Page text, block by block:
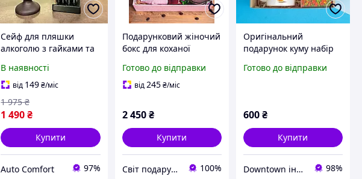
Сейф для пляшки
алкоголю з гайками та
чоловікові, куму,
другові, клітка для
алкоголю
В наявності
від 149₴/міс
1 490₴
1 975 ₴
Купити
Auto Comfort 97%
Подарунковий жіночий
бокс для коханої
новий рік на день
святого валентина,
Готово до відправки
від245 ₴/міс
2 450 ₴
Купити
Світ подарунків 100%
Оригінальний
подарунок куму набір
молочний, чашка,
Готово до відправки
600₴
Купити
Downtown інтернет-магазин 98%